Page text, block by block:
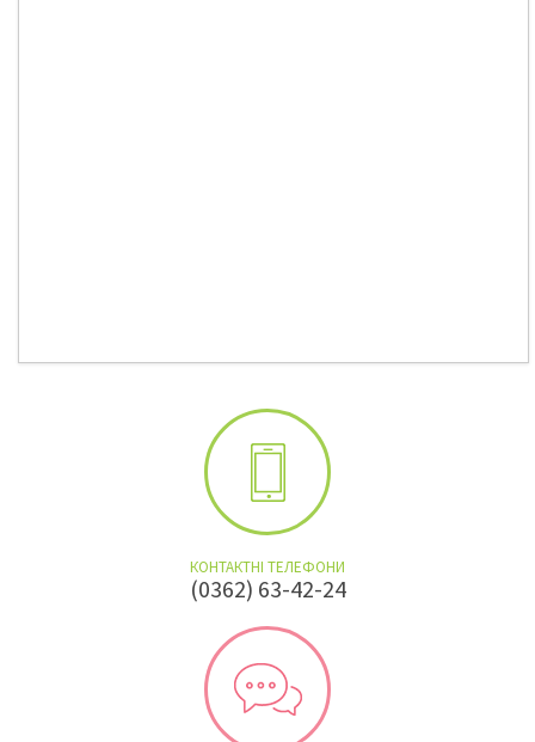
КОНТАКТНІ ТЕЛЕФОНИ
(0362) 63-42-24